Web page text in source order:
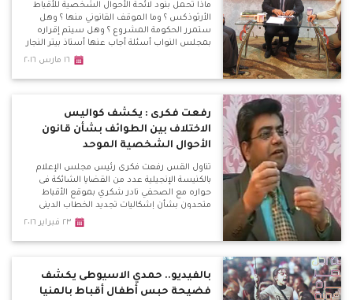
ماذا تحمل بنود لائحة الأحوال الشخصية للأقباط
الأرثوذكس ؟ وما الموقف القانوني منها ؟ وهل
ستمرر الحكومة المشروع ؟ وهل سيتم إقراره
بمجلس النواب أسئلة أجاب عنها أستاذ بيتر النجار
المحامى المتخصص في الأحوال الشخصية
الشخصية
١٦ مارس ٢٠١٦
رفعت فكرى : يكشف كواليس
الاختلاف بين الطوائف بشأن قانون
الأحوال الشخصية الموحد
تناول القس رفعت فكرى رئيس مجلس الإعلام
بالكنيسة الإنجيلية عدد من القضايا الشائكة فى
حواره مع الصحفي نادر شكري بموقع الأقباط
متحدون بشأن إشكاليات تجديد الخطاب الديني
والأزمة بين الطوائف المسيحية وحقيقة مجلس
٢٣ فبراير ٢٠١٦
بالفيديو.. حمدي الاسيوطى يكشف
فضيحة حبس أطفال أقباط بالمنيا